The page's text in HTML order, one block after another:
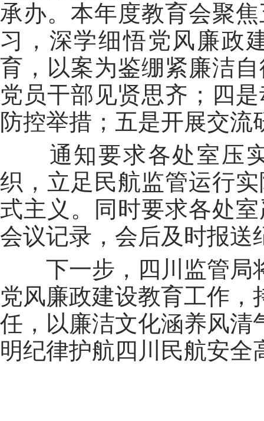
承办。本年度教育会聚
习，深学细悟党风廉政
育，以案为鉴绷紧廉洁
党员干部见贤思齐；四
防控举措；五是开展交
通知要求各处室压
织，立足民航监管运行
式主义。同时要求各处
会议记录，会后及时报送
下一步，四川监管局
党风廉政建设教育工作
任，以廉洁文化涵养风清
明纪律护航四川民航安全